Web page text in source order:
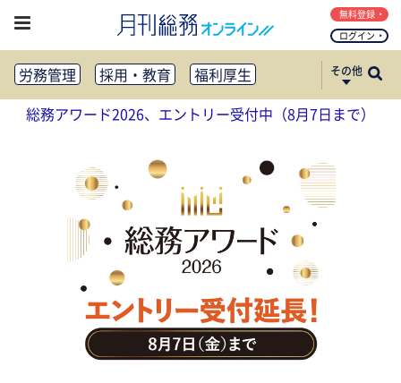
ログイン
無料登録
労務管理 採用・教育
福利厚生
健康経営
働き方改革
法務・コンプライアンス
リスクマネジメント・BCP
社外・社内広報
社外・社内コミュニケーション活性化
FM・オフィス移転
CSR・SDGs
テクノロジー活用・DX
助成金・補助金・コスト削減
アウトソーシング・BPO
調査・レポート
その他
総務アワード2026、エントリー受付中（8月7日まで）